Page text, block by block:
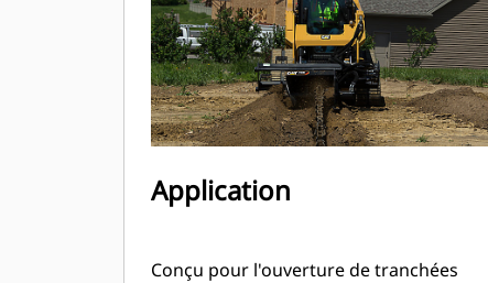
Application
Conçu pour l'ouverture de tranchées